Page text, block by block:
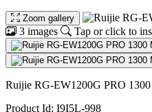
Zoom gallery
3 images Tap or click to
Ruijie RG-EW1200G PRO
Product Id: I9I5L-998